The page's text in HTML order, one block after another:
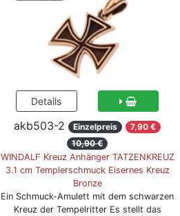
akb503-2 Einzelpreis
7,90 €
10,90 €
WINDALF Kreuz Anhänger TATZENKREUZ
3.1 cm Templerschmuck Eisernes Kreuz
Bronze
Ein Schmuck-Amulett mit dem schwarzen
Kreuz der Tempelritter Es stellt das